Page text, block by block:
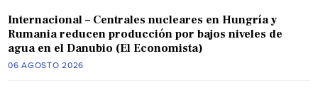
Internacional – Centrales nucleares en Hungría y
Rumania reducen producción por bajos niveles de
agua en el Danubio (El Economista)
06 AGOSTO 2026